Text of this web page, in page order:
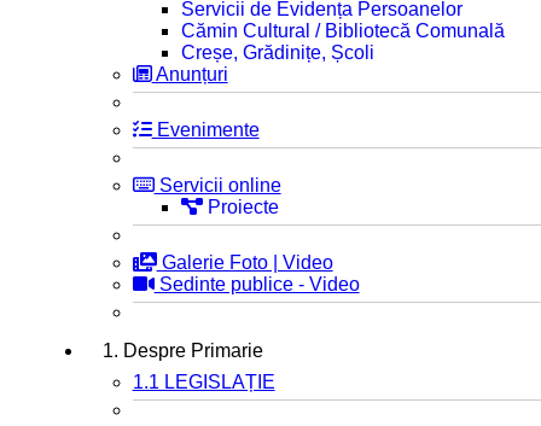
Servicii de Evidența Persoanelor
Cămin Cultural / Bibliotecă Comunală
Creșe, Grădinițe, Școli
Anunțuri
Evenimente
Servicii online
Proiecte
Galerie Foto | Video
Sedinte publice - Video
1. Despre Primarie
1.1 LEGISLAȚIE